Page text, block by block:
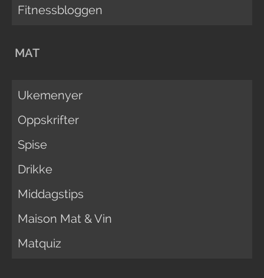
Fitnessbloggen
MAT
Ukemenyer
Oppskrifter
Spise
Drikke
Middagstips
Maison Mat & Vin
Matquiz